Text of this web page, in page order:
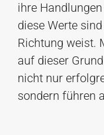
ihre
diese Werte
Richtung weist.
auf dieser
nicht nur
sondern führen